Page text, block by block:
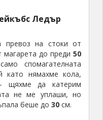
Ледър
на стоки от
магарета до преди50
спомагателната
като нямахме кола,
щяхме да катерим
не ме уплаши, но
беше до 30см.